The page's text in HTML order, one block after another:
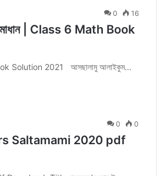
0 16
সমাধান | Class 6 Math Book
Book Solution 2021 আসছালামু আলাইকুম…
0 0
Saltamami 2020 pdf